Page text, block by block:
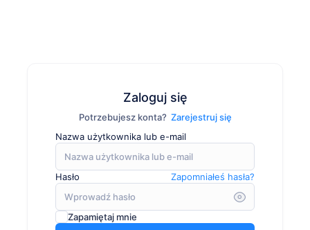
Zaloguj się
Potrzebujesz konta? Zarejestruj się
Nazwa użytkownika lub e-mail
Hasło Zapomniałeś hasła?
Zapamiętaj mnie